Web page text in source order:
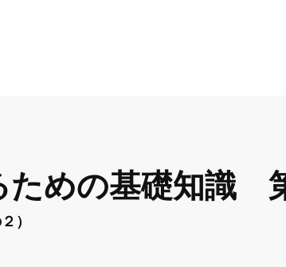
ための基礎知識
）